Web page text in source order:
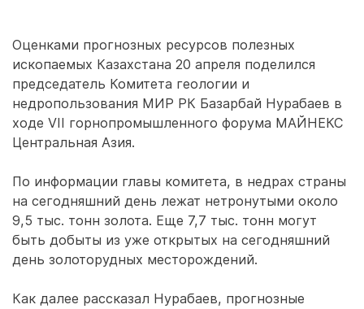
Оценками прогнозных ресурсов полезных
ископаемых Казахстана 20 апреля поделился
председатель Комитета геологии и
недропользования МИР РК Базарбай Нурабаев в
ходе VII горнопромышленного форума МАЙНЕКС
Центральная Азия.
По информации главы комитета, в недрах страны
на сегодняшний день лежат нетронутыми около
9,5 тыс. тонн золота. Еще 7,7 тыс. тонн могут
быть добыты из уже открытых на сегодняшний
день золоторудных месторождений.
Как далее рассказал Нурабаев, прогнозные